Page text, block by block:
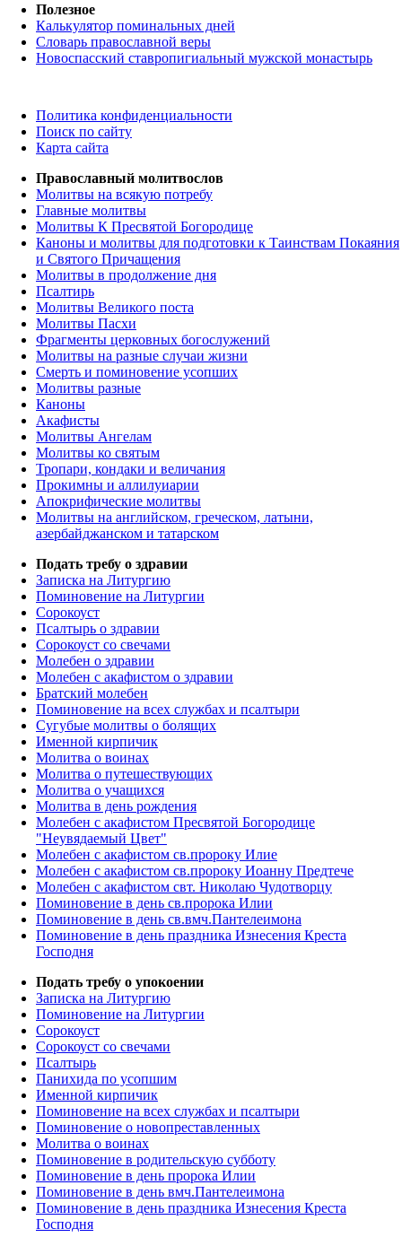
Полезное
Калькулятор поминальных дней
Словарь православной веры
Новоспасский ставропигиальный мужской монастырь
Политика конфиденциальности
Поиск по сайту
Карта сайта
Православный молитвослов
Молитвы на всякую потребу
Главные молитвы
Молитвы К Пресвятой Богородице
Каноны и молитвы для подготовки к Таинствам Покаяния
и Святого Причащения
Молитвы в продолжение дня
Псалтирь
Молитвы Великого поста
Молитвы Пасхи
Фрагменты церковных богослужений
Молитвы на разные случаи жизни
Смерть и поминовение усопших
Молитвы разные
Каноны
Акафисты
Молитвы Ангелам
Молитвы ко святым
Тропари, кондаки и величания
Прокимны и аллилуиарии
Апокрифические молитвы
Молитвы на английском, греческом, латыни,
азербайджанском и татарском
Подать требу о здравии
Записка на Литургию
Поминовение на Литургии
Сорокоуст
Псалтырь о здравии
Сорокоуст со свечами
Молебен о здравии
Молебен с акафистом о здравии
Братский молебен
Поминовение на всех службах и псалтыри
Сугубые молитвы о болящих
Именной кирпичик
Молитва о воинах
Молитва о путешествующих
Молитва о учащихся
Молитва в день рождения
Молебен с акафистом Пресвятой Богородице
"Неувядаемый Цвет"
Молебен с акафистом св.пророку Илие
Молебен с акафистом св.пророку Иоанну Предтече
Молебен с акафистом свт. Николаю Чудотворцу
Поминовение в день св.пророка Илии
Поминовение в день св.вмч.Пантелеимона
Поминовение в день праздника Изнесения Креста
Господня
Подать требу о упокоении
Записка на Литургию
Поминовение на Литургии
Сорокоуст
Сорокоуст со свечами
Псалтырь
Панихида по усопшим
Именной кирпичик
Поминовение на всех службах и псалтыри
Поминовение о новопреставленных
Молитва о воинах
Поминовение в родительскую субботу
Поминовение в день пророка Илии
Поминовение в день вмч.Пантелеимона
Поминовение в день праздника Изнесения Креста
Господня